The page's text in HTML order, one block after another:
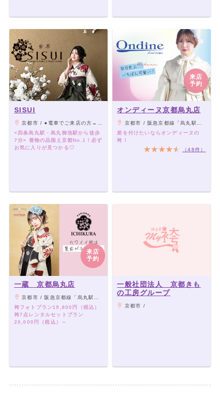
SISUI
京都市 / ●電車でご来店の方→地下鉄烏丸線 四条駅・阪急京都線 烏丸駅下車 24番出口より室町通沿いを北へ徒歩7分 地下鉄烏丸線・東西線 烏丸御池駅 下車 6番出口より室町通沿い南へ徒歩5分 ●お車でご来店の方→室町御池交差点を南へ約400m
<四条烏丸駅・烏丸御池駅から徒歩
7分> 着物の品揃え京都No.1！必ず
お気に入りが見つかる♡
来店
予約
オンディーヌ京都烏丸店
京都市 / 阪急京都線「烏丸駅」、地下鉄烏丸線「四条」駅22番出口より徒歩2分
差を付けたいならオンディーヌの
袴！
（48件）
来店
予約
一蔵 京都烏丸店
京都市 / 阪急京都線「烏丸駅」、地下鉄烏丸線「四条」駅22番出口より徒歩2分
袴フォトプラン19,800円（税込）
袴7点レンタルセットプラン
20,000円（税込）～
一般社団法人 京都きも
の工房グループ
京都市 /